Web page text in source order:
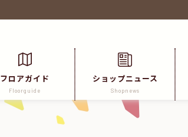
フロアガイド
Floorguide
ショップニュース
Shopnews